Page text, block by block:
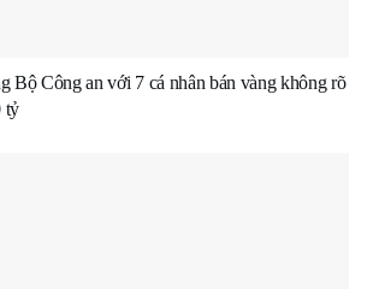
Bộ Công an với 7 cá nhân bán vàng không rõ
tỷ